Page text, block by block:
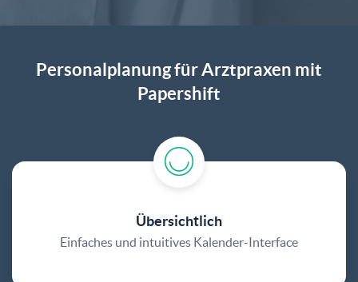
Personalplanung für Arztpraxen mit
Papershift
Übersichtlich
Einfaches und intuitives Kalender-Interface